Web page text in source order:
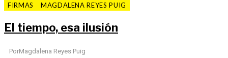
FIRMAS MAGDALENA REYES PUIG
El tiempo, esa ilusión
PorMagdalena Reyes Puig